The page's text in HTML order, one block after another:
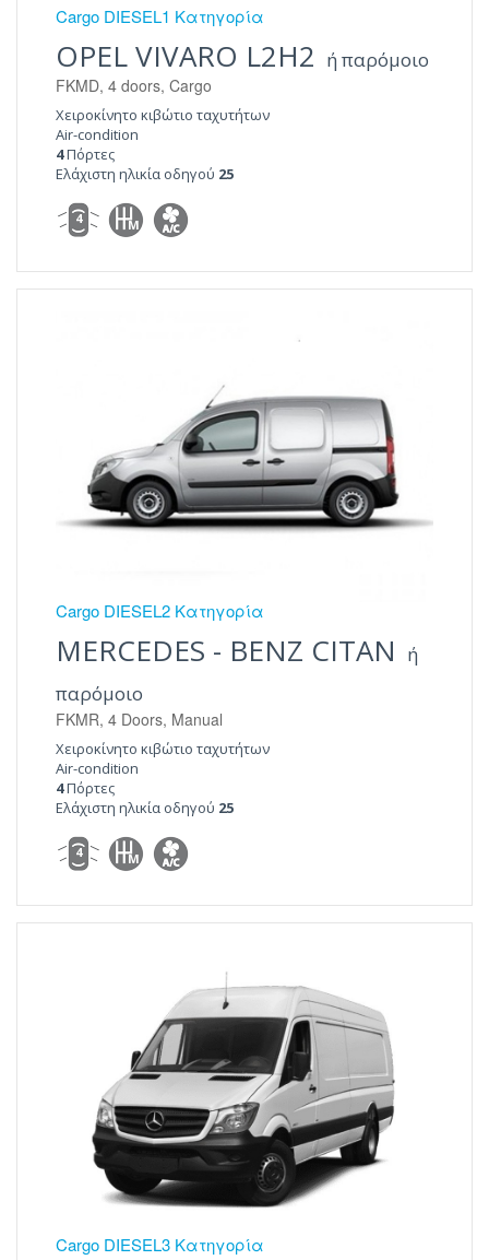
Cargo DIESEL1 Κατηγορία
OPEL VIVARO L2H2 ή παρόμοιο
FKMD, 4 doors, Cargo
Χειροκίνητο κιβώτιο ταχυτήτων
Air-condition
4Πόρτες
Ελάχιστη ηλικία οδηγού 25
4 M
Cargo DIESEL2 Κατηγορία
MERCEDES - BENZ CITAN
ή
παρόμοιο
FKMR, 4 Doors, Manual
Χειροκίνητο κιβώτιο ταχυτήτων
Air-condition
4Πόρτες
Ελάχιστη ηλικία οδηγού 25
4 M
Cargo DIESEL3 Κατηγορία